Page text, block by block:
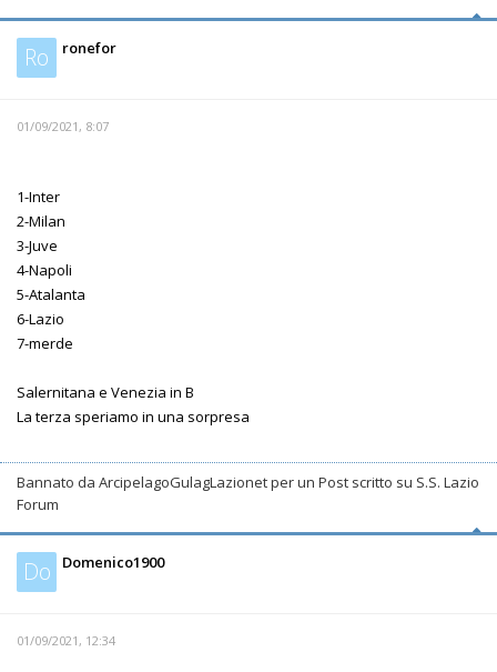
Ro ronefor
01/09/2021, 8:07
1-Inter
2-Milan
3-Juve
4-Napoli
5-Atalanta
6-Lazio
7-merde
Salernitana e Venezia in B
La terza speriamo in una sorpresa
Bannato da ArcipelagoGulagLazionet per un Post scritto su S.S. Lazio
Forum
Do Domenico1900
01/09/2021, 12:34